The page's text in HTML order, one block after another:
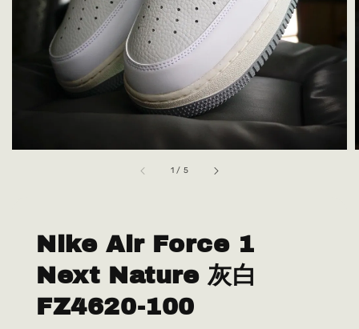
1 / 5
Nike Air Force 1
Next Nature 灰白
FZ4620-100